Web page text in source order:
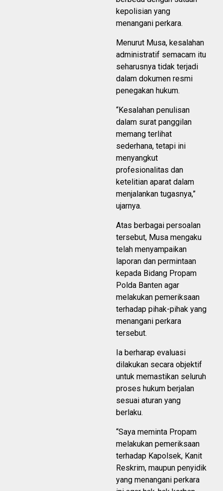
kepolisian yang
menangani perkara.
Menurut Musa, kesalahan
administratif semacam itu
seharusnya tidak terjadi
dalam dokumen resmi
penegakan hukum.
“Kesalahan penulisan
dalam surat panggilan
memang terlihat
sederhana, tetapi ini
menyangkut
profesionalitas dan
ketelitian aparat dalam
menjalankan tugasnya,”
ujarnya.
Atas berbagai persoalan
tersebut, Musa mengaku
telah menyampaikan
laporan dan permintaan
kepada Bidang Propam
Polda Banten agar
melakukan pemeriksaan
terhadap pihak-pihak yang
menangani perkara
tersebut.
Ia berharap evaluasi
dilakukan secara objektif
untuk memastikan seluruh
proses hukum berjalan
sesuai aturan yang
berlaku.
“Saya meminta Propam
melakukan pemeriksaan
terhadap Kapolsek, Kanit
Reskrim, maupun penyidik
yang menangani perkara